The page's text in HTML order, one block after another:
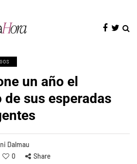
un año el
sus esperadas
Dalmau
0 Share